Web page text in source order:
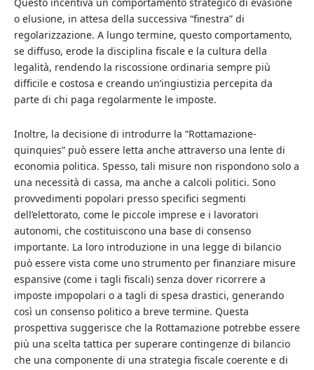
o elusione, in attesa della successiva “finestra” di
regolarizzazione. A lungo termine, questo comportamento,
se diffuso, erode la disciplina fiscale e la cultura della
legalità, rendendo la riscossione ordinaria sempre più
difficile e costosa e creando un’ingiustizia percepita da
parte di chi paga regolarmente le imposte.
Inoltre, la decisione di introdurre la “Rottamazione-
quinquies” può essere letta anche attraverso una lente di
economia politica. Spesso, tali misure non rispondono solo a
una necessità di cassa, ma anche a calcoli politici. Sono
provvedimenti popolari presso specifici segmenti
dell’elettorato, come le piccole imprese e i lavoratori
autonomi, che costituiscono una base di consenso
importante. La loro introduzione in una legge di bilancio
può essere vista come uno strumento per finanziare misure
espansive (come i tagli fiscali) senza dover ricorrere a
imposte impopolari o a tagli di spesa drastici, generando
così un consenso politico a breve termine. Questa
prospettiva suggerisce che la Rottamazione potrebbe essere
più una scelta tattica per superare contingenze di bilancio
che una componente di una strategia fiscale coerente e di